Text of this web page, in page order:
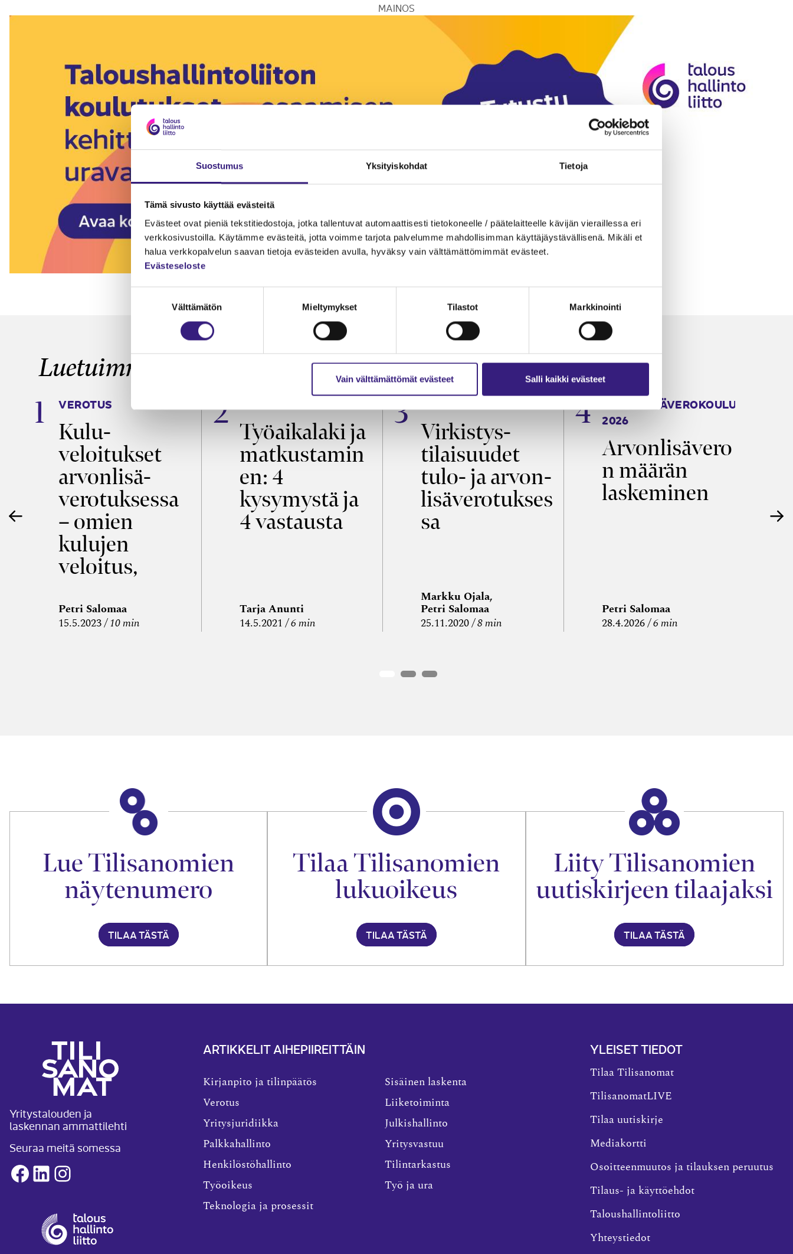
Suostumus Yksityiskohdat Tietoja
Tämä sivusto käyttää evästeitä
Evästeet ovat pieniä tekstitiedostoja, jotka tallentuvat automaattisesti tietokoneelle / päätelaitteelle kävijän vieraillessa eri
verkkosivustoilla. Käytämme evästeitä, jotta voimme tarjota palvelumme mahdollisimman käyttäjäystävällisenä. Mikäli et
halua verkkopalvelun saavan tietoja evästeiden avulla, hyväksy vain välttämättömimmät evästeet.
Evästeseloste
Välttämätön Mieltymykset Tilastot Markkinointi
Vain välttämättömät evästeet Salli kaikki evästeet
MAINOS
Luetuimmat
VEROTUS
Kulu­
veloitukset
arvon­lisä­
verotuksessa
– omien
kulujen
veloitus,
edelleen­
veloitus ja
Petri Salomaa
15.5.2023 10 min
Työaikalaki ja
matkustamin
en: 4
kysymystä ja
4 vastausta
Tarja Anunti
14.5.2021
6 min
Virkistys­
tilaisuudet
tulo- ja arvon­
lisäverotukses
sa
Markku Ojala,
Petri Salomaa
25.11.2020 8 min
ARVONLISÄVEROKOULU
2026
Arvonlisävero
n määrän
laskeminen
Petri Salomaa
28.4.2026 6 min
Lue Tilisanomien
näytenumero
TILAA TÄSTÄ
Tilaa Tilisanomien
lukuoikeus
TILAA TÄSTÄ
Liity Tilisanomien
uutiskirjeen tilaajaksi
TILAA TÄSTÄ
Yritystalouden ja
laskennan ammattilehti
Seuraa meitä somessa
Facebook
LinkedInInstagram
ARTIKKELIT AIHEPIIREITTÄIN
Kirjanpito ja tilinpäätös
Verotus
Yritysjuridiikka
Palkkahallinto
Henkilöstöhallinto
Työoikeus
Teknologia ja prosessit
Sisäinen laskenta
Liiketoiminta
Julkishallinto
Yritysvastuu
Tilintarkastus
Työ ja ura
YLEISET TIEDOT
Tilaa Tilisanomat
TilisanomatLIVE
Tilaa uutiskirje
Mediakortti
Osoitteenmuutos ja tilauksen peruutus
Tilaus- ja käyttöehdot
Taloushallintoliitto
Yhteystiedot